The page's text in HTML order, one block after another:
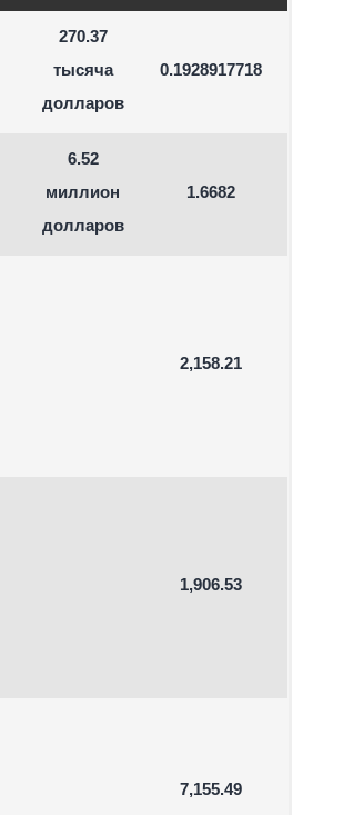
270.37
тысяча
долларов
0.1928917718
6.52
миллион
долларов
1.6682
2,158.21
1,906.53
7,155.49